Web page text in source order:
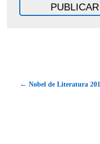
← Nobel de Literatura